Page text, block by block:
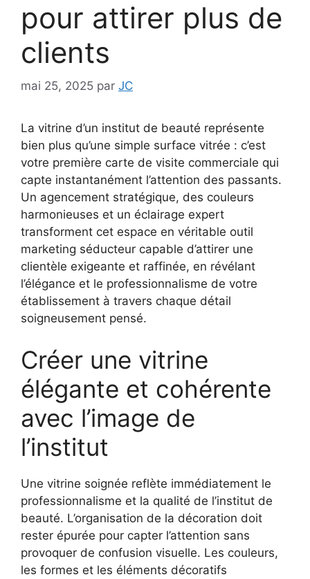
pour attirer plus de
clients
mai 25, 2025 par JC
La vitrine d’un institut de beauté représente
bien plus qu’une simple surface vitrée : c’est
votre première carte de visite commerciale qui
capte instantanément l’attention des passants.
Un agencement stratégique, des couleurs
harmonieuses et un éclairage expert
transforment cet espace en véritable outil
marketing séducteur capable d’attirer une
clientèle exigeante et raffinée, en révélant
l’élégance et le professionnalisme de votre
établissement à travers chaque détail
soigneusement pensé.
Créer une vitrine
élégante et cohérente
avec l’image de
l’institut
Une vitrine soignée reflète immédiatement le
professionnalisme et la qualité de l’institut de
beauté. L’organisation de la décoration doit
rester épurée pour capter l’attention sans
provoquer de confusion visuelle. Les couleurs,
les formes et les éléments décoratifs